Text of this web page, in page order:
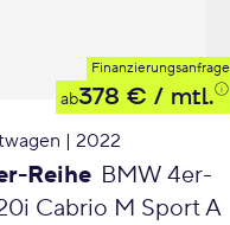
Finanzierungsanfrage
ab378 € / mtl.
| 2022
Reihe BMW 4er-
Cabrio M Sport A